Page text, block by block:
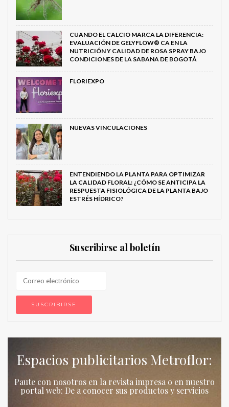
CUANDO EL CALCIO MARCA LA DIFERENCIA:
EVALUACIÓN DE GELYFLOW® CA EN LA
NUTRICIÓN Y CALIDAD DE ROSA SPRAY BAJO
CONDICIONES DE LA SABANA DE BOGOTÁ
FLORIEXPO
NUEVAS VINCULACIONES
ENTENDIENDO LA PLANTA PARA OPTIMIZAR
LA CALIDAD FLORAL: ¿CÓMO SE ANTICIPA LA
RESPUESTA FISIOLÓGICA DE LA PLANTA BAJO
ESTRÉS HÍDRICO?
Suscribirse al boletín
Espacios publicitarios Metroflor:
Paute con nosotros en la revista impresa o en nuestro
portal web: De a conocer sus productos y servicios